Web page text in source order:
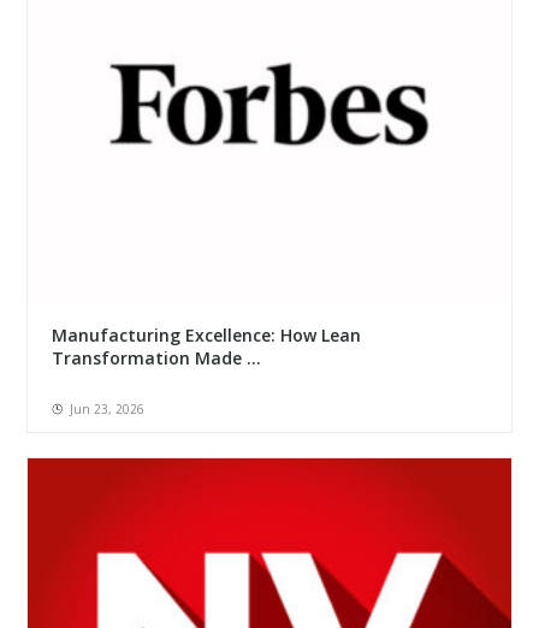
Manufacturing Excellence: How Lean
Transformation Made ...
Jun 23, 2026